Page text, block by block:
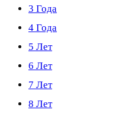
3 Года
4 Года
5 Лет
6 Лет
7 Лет
8 Лет